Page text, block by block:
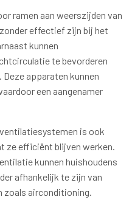
ramen aan weerszijden van
effectief zijn bij het
kunnen
te bevorderen
apparaten kunnen
een aangenamer
is ook
ze efficiënt blijven werken.
kunnen huishoudens
afhankelijk te zijn van
zoals airconditioning.